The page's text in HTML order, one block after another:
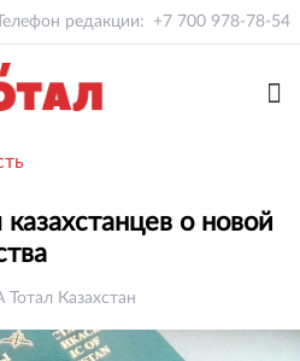
Телефон редакции: +7 700 978-78-54
о новой
Тотал Казахстан